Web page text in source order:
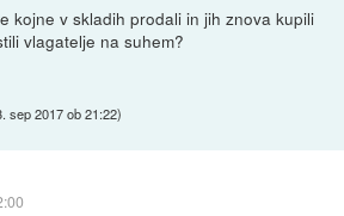
kojne v skladih prodali in jih znova kupili
vlagatelje na suhem?
sep 2017 ob 21:22)